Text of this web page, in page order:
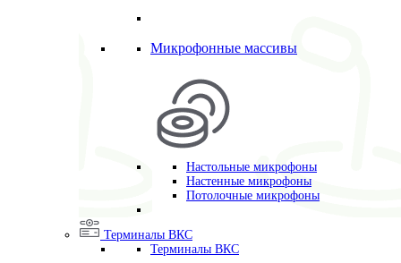
Микрофонные массивы
Настольные микрофоны
Настенные микрофоны
Потолочные микрофоны
Терминалы ВКС
Терминалы ВКС